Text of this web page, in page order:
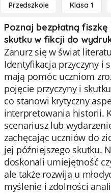
Przedszkole Klasa 1
Poznaj bezpłatną
skutku w fikcji do
Zanurz się w świat
Identyfikacja przyczyny i
mają pomóc uczniom
pojęcie przyczyny i
co stanowi krytyczny
interpretowania historii.
scenariusz lub
zachęcając uczniów do
jej późniejszego skutku.
doskonali umiejętność
ale także rozwija u
myślenie i zdolności